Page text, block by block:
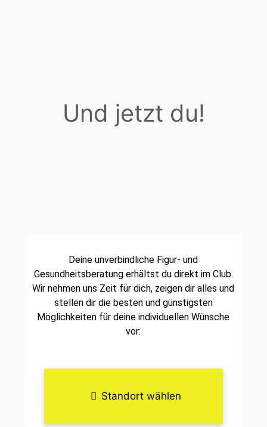
Und jetzt du!
Deine unverbindliche Figur- und
Gesundheitsberatung erhältst du direkt im Club.
Wir nehmen uns Zeit für dich, zeigen dir alles und
stellen dir die besten und günstigsten
Möglichkeiten für deine individuellen Wünsche
vor:
Standort wählen